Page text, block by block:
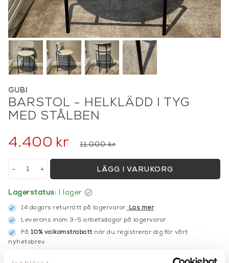
GUBI
BARSTOL - HELKLÄDD I TYG
MED STÅLBEN
4.400 kr 11.000 kr
+
- LÄGG I VARUKORG
Lagerstatus: I lager
14 dagars returrätt på lagervaror. Läs mer
Leverans inom 3-5 arbetsdagar på lagervaror
Få 10% välkomstrabattnär du registrerar dig för vårt
nyhetsbrev